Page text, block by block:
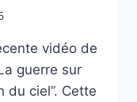
vidéo de
guerre sur
du ciel”. Cette